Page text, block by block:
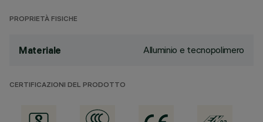
PROPRIETÀ FISICHE
Materiale Alluminio e tecnopolimero
CERTIFICAZIONI DEL PRODOTTO